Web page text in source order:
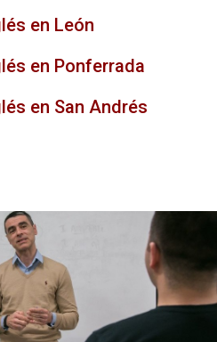
en León
en Ponferrada
en San Andrés